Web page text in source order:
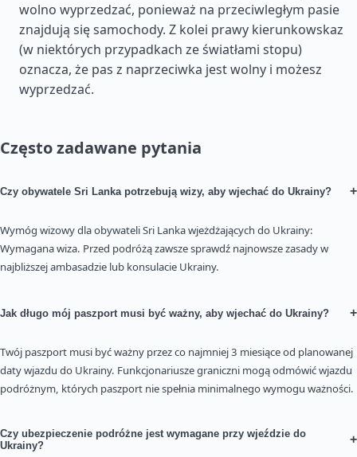
wolno wyprzedzać, ponieważ na przeciwległym pasie
znajdują się samochody. Z kolei prawy kierunkowskaz
(w niektórych przypadkach ze światłami stopu)
oznacza, że pas z naprzeciwka jest wolny i możesz
wyprzedzać.
Często zadawane pytania
Czy obywatele Sri Lanka potrzebują wizy, aby wjechać do Ukrainy? +
Wymóg wizowy dla obywateli Sri Lanka wjeżdżających do Ukrainy:
Wymagana wiza. Przed podróżą zawsze sprawdź najnowsze zasady w
najbliższej ambasadzie lub konsulacie Ukrainy.
Jak długo mój paszport musi być ważny, aby wjechać do Ukrainy? +
Twój paszport musi być ważny przez co najmniej 3 miesiące od planowanej
daty wjazdu do Ukrainy. Funkcjonariusze graniczni mogą odmówić wjazdu
podróżnym, których paszport nie spełnia minimalnego wymogu ważności.
Czy ubezpieczenie podróżne jest wymagane przy wjeździe do
Ukrainy?
+